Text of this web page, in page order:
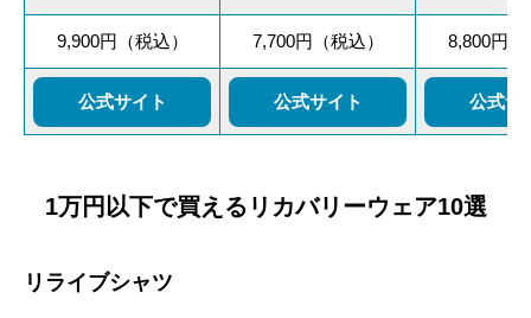
9,900円（税込） 7,700円（税込） 8,800円（
公式サイト 公式サイト 公式サ
1万円以下で買えるリカバリーウェア10選
リライブシャツ